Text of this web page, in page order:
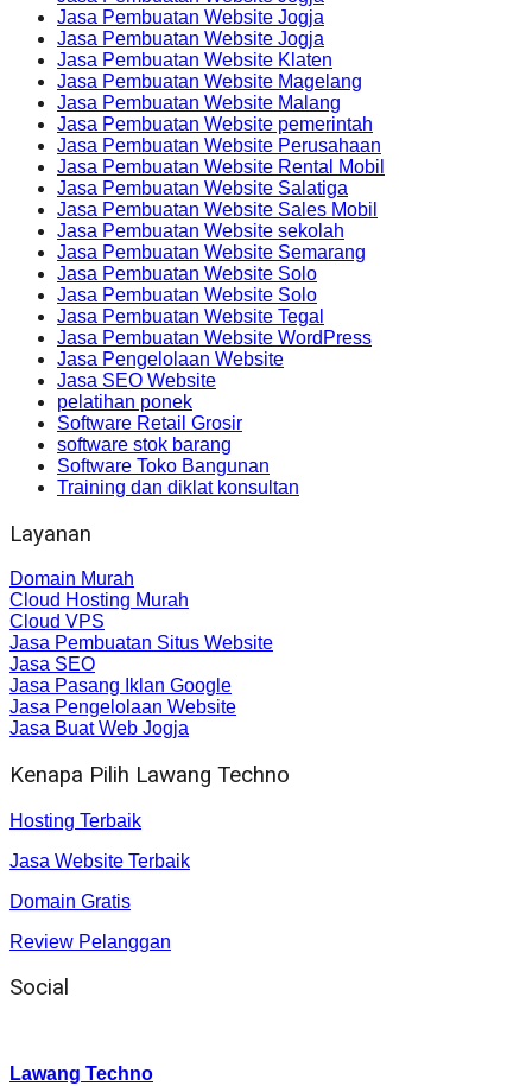
Jasa Pembuatan Website Jogja
Jasa Pembuatan Website Jogja
Jasa Pembuatan Website Klaten
Jasa Pembuatan Website Magelang
Jasa Pembuatan Website Malang
Jasa Pembuatan Website pemerintah
Jasa Pembuatan Website Perusahaan
Jasa Pembuatan Website Rental Mobil
Jasa Pembuatan Website Salatiga
Jasa Pembuatan Website Sales Mobil
Jasa Pembuatan Website sekolah
Jasa Pembuatan Website Semarang
Jasa Pembuatan Website Solo
Jasa Pembuatan Website Solo
Jasa Pembuatan Website Tegal
Jasa Pembuatan Website WordPress
Jasa Pengelolaan Website
Jasa SEO Website
pelatihan ponek
Software Retail Grosir
software stok barang
Software Toko Bangunan
Training dan diklat konsultan
Layanan
Domain Murah
Cloud Hosting Murah
Cloud VPS
Jasa Pembuatan Situs Website
Jasa SEO
Jasa Pasang Iklan Google
Jasa Pengelolaan Website
Jasa Buat Web Jogja
Kenapa Pilih Lawang Techno
Hosting Terbaik
Jasa Website Terbaik
Domain Gratis
Review Pelanggan
Social
Lawang Techno